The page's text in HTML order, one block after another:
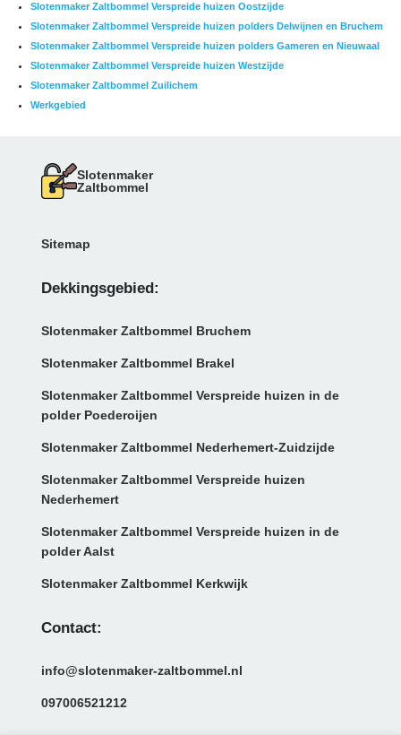
Slotenmaker Zaltbommel Verspreide huizen Oostzijde
Slotenmaker Zaltbommel Verspreide huizen polders Delwijnen en Bruchem
Slotenmaker Zaltbommel Verspreide huizen polders Gameren en Nieuwaal
Slotenmaker Zaltbommel Verspreide huizen Westzijde
Slotenmaker Zaltbommel Zuilichem
Werkgebied
Slotenmaker
Zaltbommel
Sitemap
Dekkingsgebied:
Slotenmaker Zaltbommel Bruchem
Slotenmaker Zaltbommel Brakel
Slotenmaker Zaltbommel Verspreide huizen in de
polder Poederoijen
Slotenmaker Zaltbommel Nederhemert-Zuidzijde
Slotenmaker Zaltbommel Verspreide huizen
Nederhemert
Slotenmaker Zaltbommel Verspreide huizen in de
polder Aalst
Slotenmaker Zaltbommel Kerkwijk
Contact:
info@slotenmaker-zaltbommel.nl
097006521212